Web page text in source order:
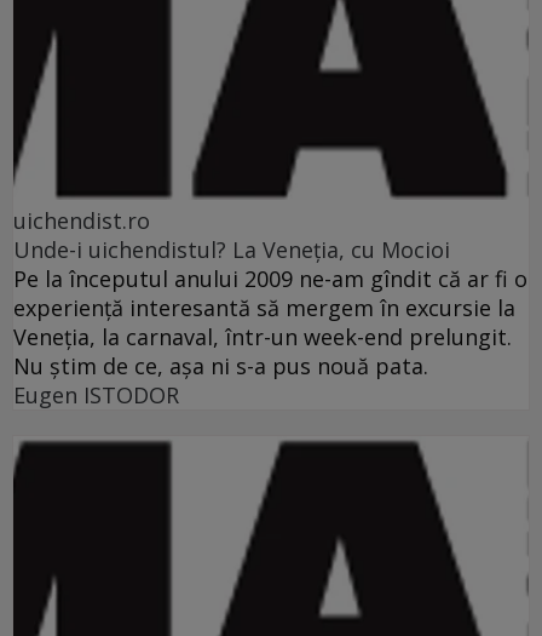
uichendist.ro
Unde-i uichendistul? La Veneţia, cu Mocioi
Pe la începutul anului 2009 ne-am gîndit că ar fi o
experienţă interesantă să mergem în excursie la
Veneţia, la carnaval, într-un week-end prelungit.
Nu ştim de ce, aşa ni s-a pus nouă pata.
Eugen ISTODOR